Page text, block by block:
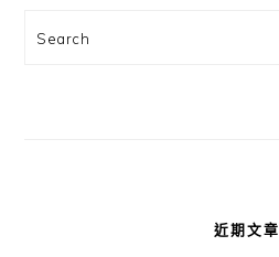
Search
近期文章